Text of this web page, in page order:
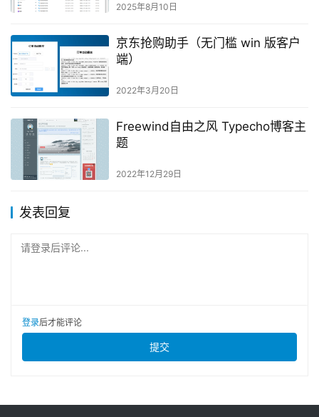
2025年8月10日
京东抢购助手（无门槛 win 版客户
端）
2022年3月20日
Freewind自由之风 Typecho博客主
题
2022年12月29日
发表回复
请登录后评论...
登录后才能评论
提交